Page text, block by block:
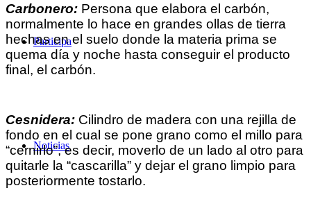
Participa
Noticias
Carbonero: Persona que elabora el carbón,
normalmente lo hace en grandes ollas de tierra
hechas en el suelo donde la materia prima se
quema día y noche hasta conseguir el producto
final, el carbón.
Cesnidera: Cilindro de madera con una rejilla de
fondo en el cual se pone grano como el millo para
“cernirlo”, es decir, moverlo de un lado al otro para
quitarle la “cascarilla” y dejar el grano limpio para
posteriormente tostarlo.